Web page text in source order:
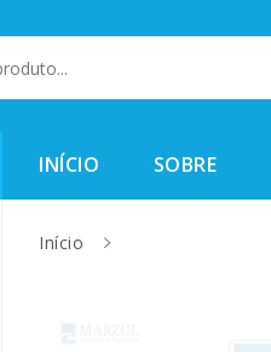
INÍCIO SOBRE
Início